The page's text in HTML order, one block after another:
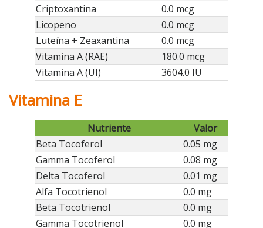
Criptoxantina
0.0 mcg
Licopeno
0.0 mcg
Luteína + Zeaxantina
0.0 mcg
Vitamina A (RAE)
180.0 mcg
Vitamina A (UI)
3604.0 IU
Vitamina E
Nutriente
Valor
Beta Tocoferol
0.05 mg
Gamma Tocoferol
0.08 mg
Delta Tocoferol
0.01 mg
Alfa Tocotrienol
0.0 mg
Beta Tocotrienol
0.0 mg
Gamma Tocotrienol
0.0 mg